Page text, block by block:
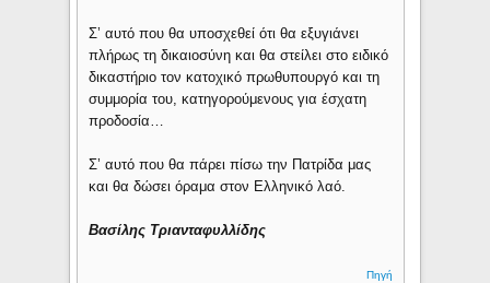
Σ’ αυτό που θα υποσχεθεί ότι θα εξυγιάνει
πλήρως τη δικαιοσύνη και θα στείλει στο ειδικό
δικαστήριο τον κατοχικό πρωθυπουργό και τη
συμμορία του, κατηγορούμενους για έσχατη
προδοσία…
Σ’ αυτό που θα πάρει πίσω την Πατρίδα μας
και θα δώσει όραμα στον Ελληνικό λαό.
Βασίλης Τριανταφυλλίδης
Πηγή